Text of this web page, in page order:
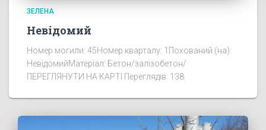
ЗЕЛЕНА
Невідомий
Номер могили: 45Номер кварталу: 1Похований (на):
НевідомийМатеріал: Бетон/залізобетон/
ПЕРЕГЛЯНУТИ НА КАРТІ Переглядів: 138